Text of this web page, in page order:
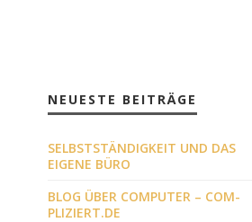
NEUESTE BEITRÄGE
SELBSTSTÄNDIGKEIT UND DAS
EIGENE BÜRO
BLOG ÜBER COMPUTER – COM-
PLIZIERT.DE